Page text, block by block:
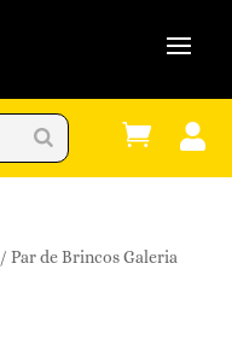
 
/ Par de Brincos Galeria